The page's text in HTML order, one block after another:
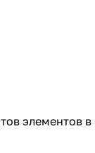
элементов в